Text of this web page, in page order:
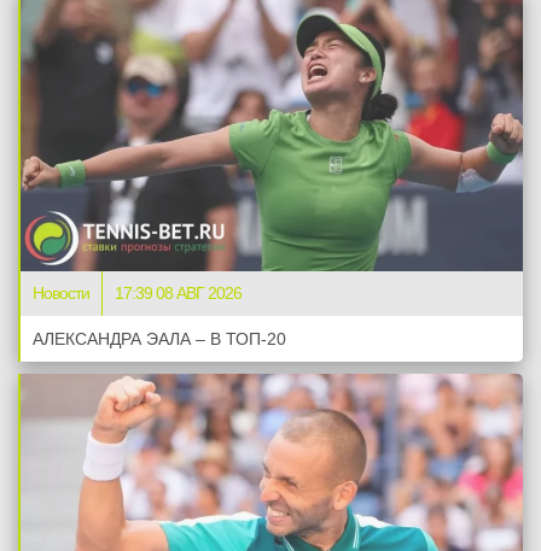
Новости 17:39 08 АВГ 2026
АЛЕКСАНДРА ЭАЛА – В ТОП-20